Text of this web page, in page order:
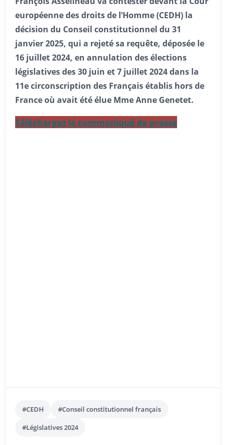
européenne des droits de l’Homme (CEDH) la
décision du Conseil constitutionnel du 31
janvier 2025, qui a rejeté sa requête, déposée le
16 juillet 2024, en annulation des élections
législatives des 30 juin et 7 juillet 2024 dans la
11e circonscription des Français établis hors de
France où avait été élue Mme Anne Genetet.
Téléchargez le communiqué de presse
#CEDH
#Conseil constitutionnel français
#Législatives 2024